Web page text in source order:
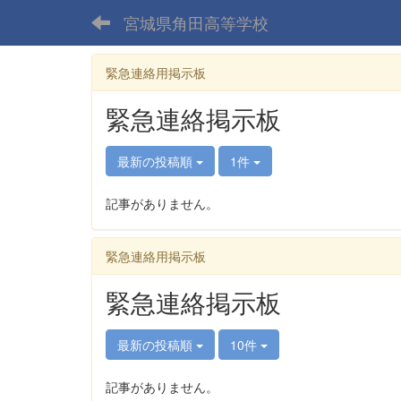
宮城県角田高等学校
緊急連絡用掲示板
緊急連絡掲示板
最新の投稿順 1件
記事がありません。
緊急連絡用掲示板
緊急連絡掲示板
最新の投稿順 10件
記事がありません。